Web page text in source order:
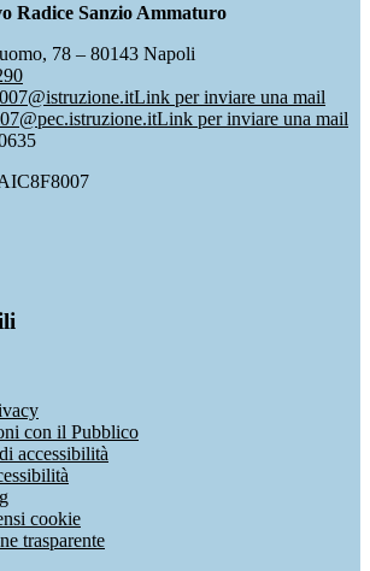
Radice Sanzio Ammaturo
78 – 80143 Napoli
Link per inviare una mail
Link per inviare una mail
con il Pubblico
accessibilità
cookie
trasparente